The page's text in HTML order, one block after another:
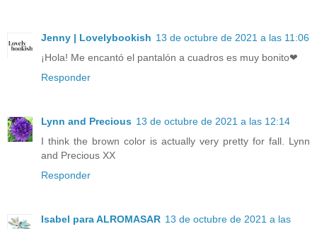
Jenny | Lovelybookish 13 de octubre de 2021 a las 11:06
¡Hola! Me encantó el pantalón a cuadros es muy bonito❤
Responder
Lynn and Precious 13 de octubre de 2021 a las 12:14
I think the brown color is actually very pretty for fall. Lynn
and Precious XX
Responder
Isabel para ALROMASAR 13 de octubre de 2021 a las